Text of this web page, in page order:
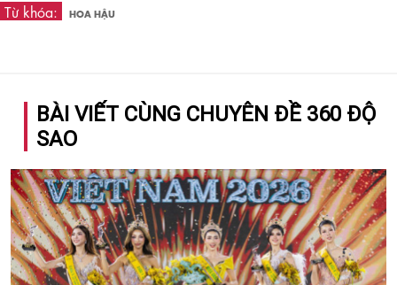
Từ khóa: HOA HẬU
BÀI VIẾT CÙNG CHUYÊN ĐỀ 360 ĐỘ
SAO